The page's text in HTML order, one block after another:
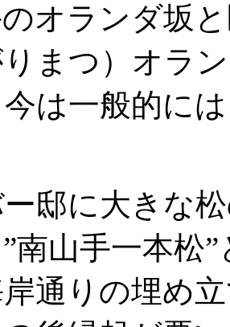
オランダ坂
りまつ）オラ
は一般的に
邸に大きな
南山手一本松
通りの埋め